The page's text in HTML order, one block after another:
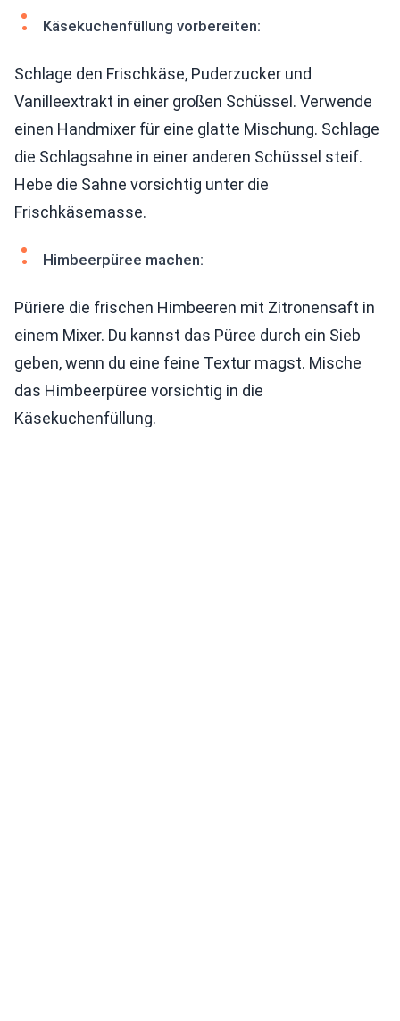
Käsekuchenfüllung vorbereiten:
Schlage den Frischkäse, Puderzucker und
Vanilleextrakt in einer großen Schüssel. Verwende
einen Handmixer für eine glatte Mischung. Schlage
die Schlagsahne in einer anderen Schüssel steif.
Hebe die Sahne vorsichtig unter die
Frischkäsemasse.
Himbeerpüree machen:
Püriere die frischen Himbeeren mit Zitronensaft in
einem Mixer. Du kannst das Püree durch ein Sieb
geben, wenn du eine feine Textur magst. Mische
das Himbeerpüree vorsichtig in die
Käsekuchenfüllung.